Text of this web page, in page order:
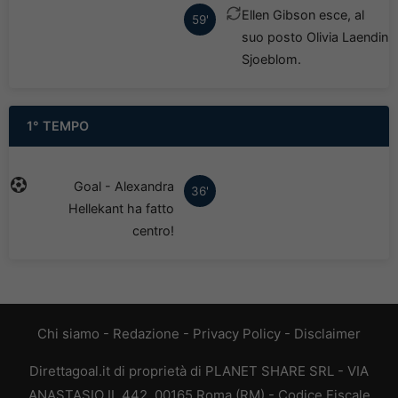
59'
Ellen Gibson esce, al
suo posto Olivia Laendin
Sjoeblom.
1° TEMPO
36'
Goal - Alexandra
Hellekant ha fatto
centro!
Chi siamo - Redazione - Privacy Policy - Disclaimer
Direttagoal.it di proprietà di PLANET SHARE SRL - VIA